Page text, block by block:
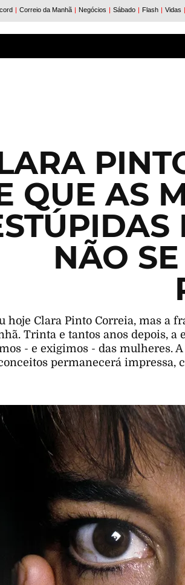
QUE AS
NÃO
hoje Clara Pinto Correia, mas a
Trinta e tantos anos depois,
- e exigimos - das mulheres.
permanecerá impressa,